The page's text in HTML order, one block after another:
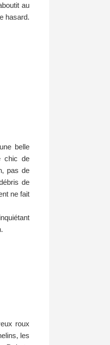
au
hasard.
belle
chic de
pas de
de
ne fait
roux
les